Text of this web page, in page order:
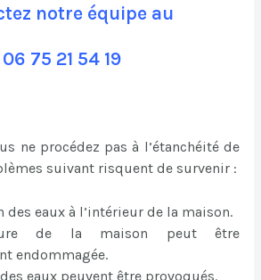
notre équipe au
06 75 21 54 19
ne procédez pas à l’étanchéité de
suivant risquent de survenir :
des eaux à l’intérieur de la maison.
de la maison peut être
endommagée.
eaux peuvent être provoqués.